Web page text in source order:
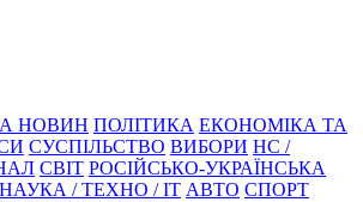
НОВИН ПОЛІТИКА ЕКОНОМІКА ТА
СУСПІЛЬСТВО ВИБОРИ НС /
СВІТ РОСІЙСЬКО-УКРАЇНСЬКА
НАУКА / ТЕХНО / IT АВТО СПОРТ